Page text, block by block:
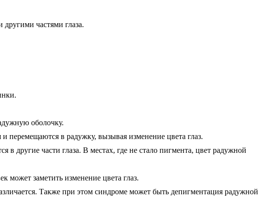
частями глаза.
оболочку.
перемещаются в радужку, вызывая изменение цвета глаз.
другие части глаза. В местах, где не стало пигмента, цвет радужной
может заметить изменение цвета глаз.
Также при этом синдроме может быть депигментация радужной